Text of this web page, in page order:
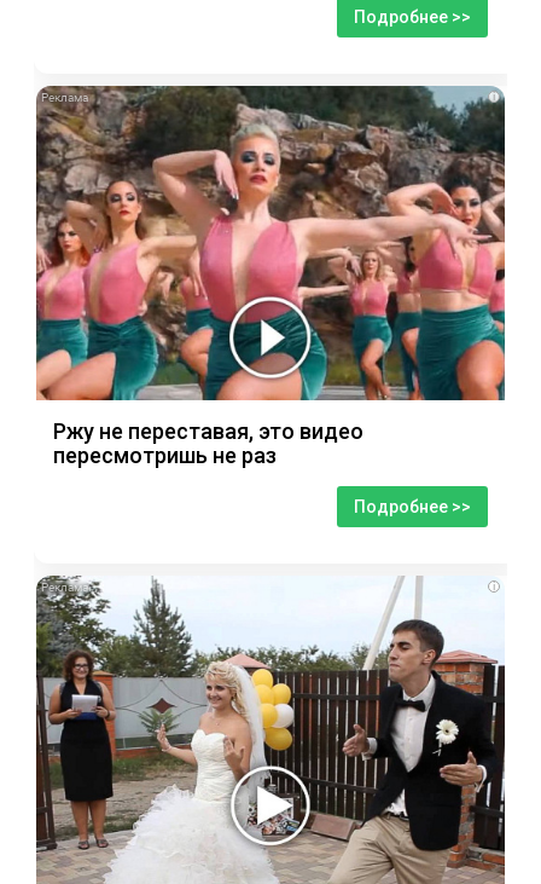
Подробнее >>
i
Ржу не переставая, это видео
пересмотришь не раз
Подробнее >>
i